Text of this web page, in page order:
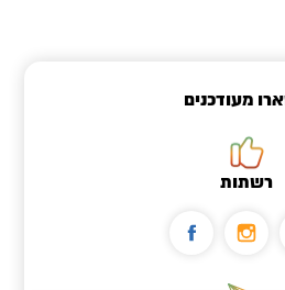
מעודכנים
רשתות